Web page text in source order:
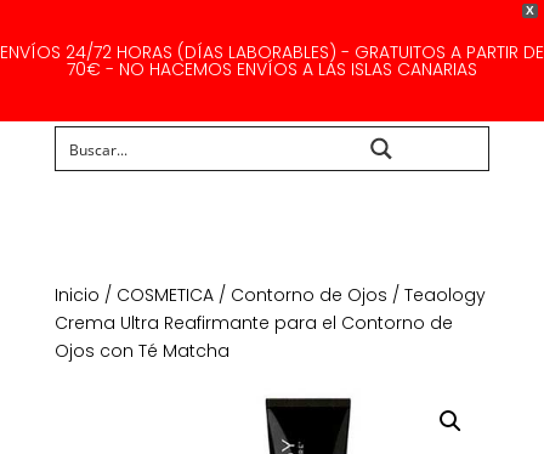
X
ENVÍOS 24/72 HORAS (DÍAS LABORABLES) - GRATUITOS A PARTIR DE
70€ - NO HACEMOS ENVÍOS A LAS ISLAS CANARIAS
Inicio / COSMETICA/ Contorno de Ojos / Teaology
Crema Ultra Reafirmante para el Contorno de
Ojos con Té Matcha